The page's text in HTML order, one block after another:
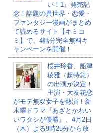
い！1』発売記
念！話題の異世界・恋愛・
ファンタジー漫画がまとめ
て読めるサイト【キミコ
ミ】で、4話分完全無料キ
ャンペーンを開催！
桜井玲香、船津
稜雅（超特急）
の出演が決定！
主演・大友花恋
がモテ無双女子を熱演！新
木曜ドラマ『あざとかわい
いワタシが優勝』、4月2日
（木）よる9時25分から放